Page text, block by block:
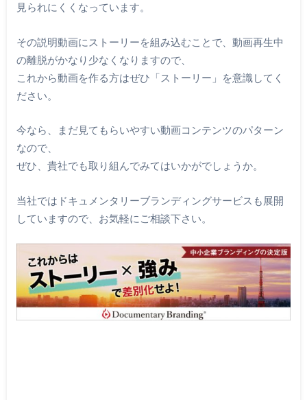
見られにくくなっています。
その説明動画にストーリーを組み込むことで、動画再生中
の離脱がかなり少なくなりますので、
これから動画を作る方はぜひ「ストーリー」を意識してく
ださい。
今なら、まだ見てもらいやすい動画コンテンツのパターン
なので、
ぜひ、貴社でも取り組んでみてはいかがでしょうか。
当社ではドキュメンタリーブランディングサービスも展開
していますので、お気軽にご相談下さい。